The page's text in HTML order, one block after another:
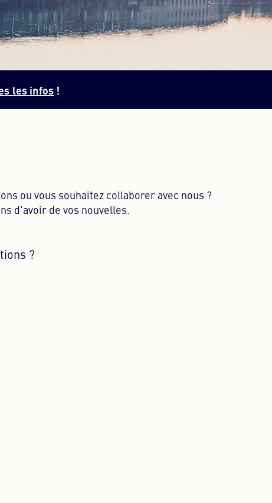
les infos !
ou vous souhaitez collaborer avec nous ?
d'avoir de vos nouvelles.
?